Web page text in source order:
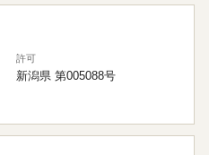
許可
新潟県 第005088号